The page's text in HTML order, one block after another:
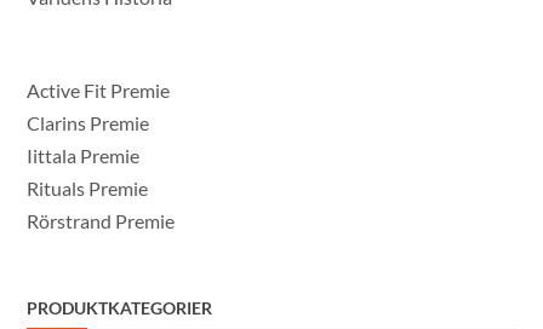
Active Fit Premie
Clarins Premie
Iittala Premie
Rituals Premie
Rörstrand Premie
PRODUKTKATEGORIER